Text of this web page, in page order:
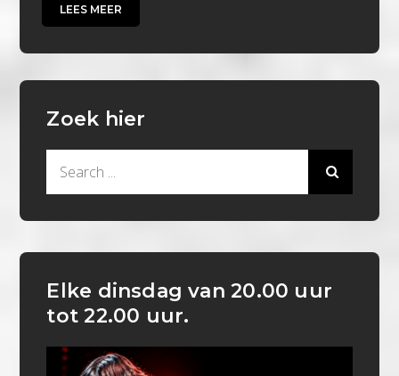
LEES MEER
Zoek hier
Elke dinsdag van 20.00 uur
tot 22.00 uur.